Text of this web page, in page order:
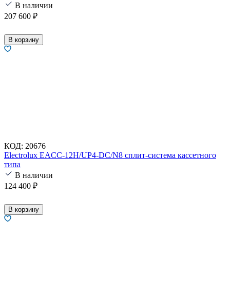
В наличии
207 600 ₽
В корзину
КОД: 20676
Electrolux EACC-12H/UP4-DC/N8 сплит-система кассетного
типа
В наличии
124 400 ₽
В корзину